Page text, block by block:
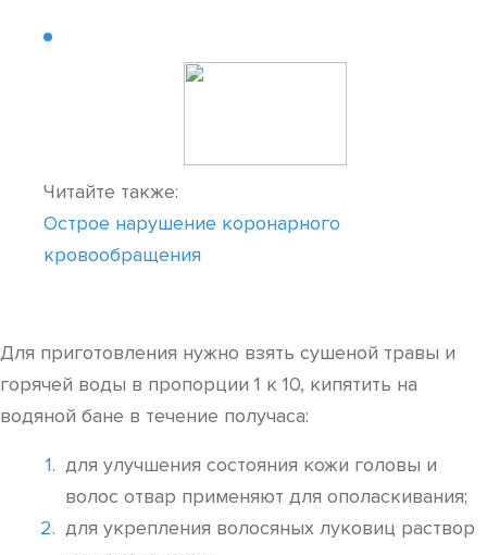
Читайте также:
Острое нарушение коронарного
кровообращения
Для приготовления нужно взять сушеной травы и
горячей воды в пропорции 1 к 10, кипятить на
водяной бане в течение получаса:
для улучшения состояния кожи головы и
волос отвар применяют для ополаскивания;
для укрепления волосяных луковиц раствор